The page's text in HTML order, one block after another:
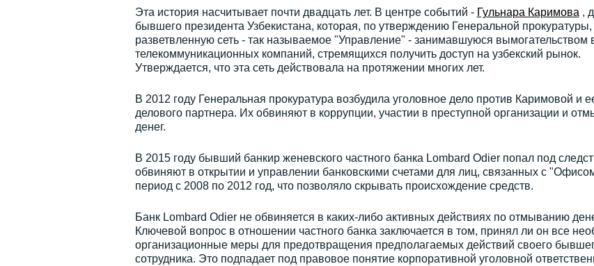
Эта история насчитывает почти двадцать лет. В центре событий - Гульнара Каримова ,
бывшего президента Узбекистана, которая, по утверждению Генеральной прокуратуры,
разветвленную сеть - так называемое "Управление" - занимавшуюся вымогательством
телекоммуникационных компаний, стремящихся получить доступ на узбекский рынок.
Утверждается, что эта сеть действовала на протяжении многих лет.
В 2012 году Генеральная прокуратура возбудила уголовное дело против Каримовой и
делового партнера. Их обвиняют в коррупции, участии в преступной организации и
денег.
В 2015 году бывший банкир женевского частного банка Lombard Odier попал под
обвиняют в открытии и управлении банковскими счетами для лиц, связанных с
период с 2008 по 2012 год, что позволяло скрывать происхождение средств.
Банк Lombard Odier не обвиняется в каких-либо активных действиях по отмыванию
Ключевой вопрос в отношении частного банка заключается в том, принял ли он все
организационные меры для предотвращения предполагаемых действий своего
сотрудника. Это подпадает под правовое понятие корпоративной уголовной